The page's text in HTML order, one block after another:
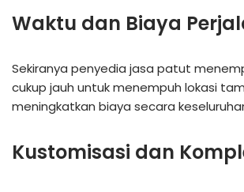
Waktu dan Biaya
Sekiranya penyedia jasa patut
cukup jauh untuk menempuh lokasi
meningkatkan biaya secara
Kustomisasi dan